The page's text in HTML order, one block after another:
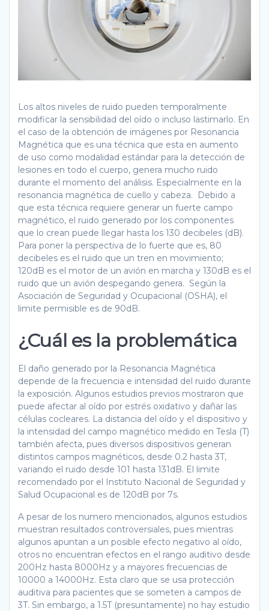
Los altos niveles de ruido pueden temporalmente
modificar la sensibilidad del oído o incluso lastimarlo. En
el caso de la obtención de imágenes por Resonancia
Magnética que es una técnica que esta en aumento
de uso como modalidad estándar para la detección de
lesiones en todo el cuerpo, genera mucho ruido
durante el momento del análisis. Especialmente en la
resonancia magnética de cuello y cabeza. Debido a
que esta técnica requiere generar un fuerte campo
magnético, el ruido generado por los componentes
que lo crean puede llegar hasta los 130 decibeles (dB).
Para poner la perspectiva de lo fuerte que es, 80
decibeles es el ruido que un tren en movimiento;
120dB es el motor de un avión en marcha y 130dB es el
ruido que un avión despegando genera. Según la
Asociación de Seguridad y Ocupacional (OSHA), el
limite permisible es de 90dB.
¿Cuál es la problemática
El daño generado por la Resonancia Magnética
depende de la frecuencia e intensidad del ruido durante
la exposición. Algunos estudios previos mostraron que
puede afectar al oído por estrés oxidativo y dañar las
células cocleares. La distancia del oído y el dispositivo y
la intensidad del campo magnético medido en Tesla (T)
también afecta, pues diversos dispositivos generan
distintos campos magnéticos, desde 0.2 hasta 3T,
variando el ruido desde 101 hasta 131dB. El limite
recomendado por el Instituto Nacional de Seguridad y
Salud Ocupacional es de 120dB por 7s.
A pesar de los numero mencionados, algunos estudios
muestran resultados controversiales, pues mientras
algunos apuntan a un posible efecto negativo al oído,
otros no encuentran efectos en el rango auditivo desde
200Hz hasta 8000Hz y a mayores frecuencias de
10000 a 14000Hz. Esta claro que se usa protección
auditiva para pacientes que se someten a campos de
3T. Sin embargo, a 1.5T (presuntamente) no hay estudio